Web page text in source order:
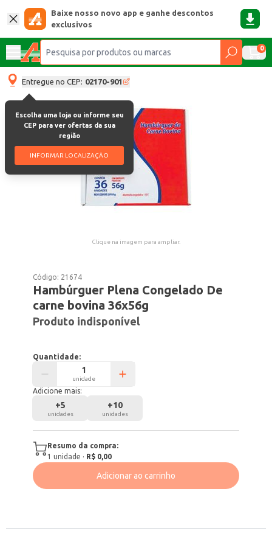
Baixe nosso novo app e ganhe descontos
exclusivos
0
Entregue no CEP: 02170-901
Escolha uma loja ou informe seu
CEP para ver ofertas da sua
região
INFORMAR LOCALIZAÇÃO
Clique na imagem para ampliar.
Código: 21674
Hambúrguer Plena Congelado De
carne bovina 36x56g
Produto indisponível
Quantidade:
unidade
Adicione mais:
+5
unidades
+10
unidades
Resumo da compra:
1 unidade · R$ 0,00
Adicionar ao carrinho